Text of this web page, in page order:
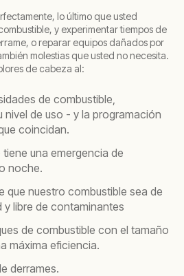
lo último que usted
y experimentar tiempos de
o reparar equipos dañados por
molestias que usted no necesita.
de cabeza al:
de combustible,
nivel de uso - y la programación
coincidan.
una emergencia de
noche.
que nuestro combustible sea de
y libre de contaminantes
de combustible con el tamaño
máxima eficiencia.
derrames.